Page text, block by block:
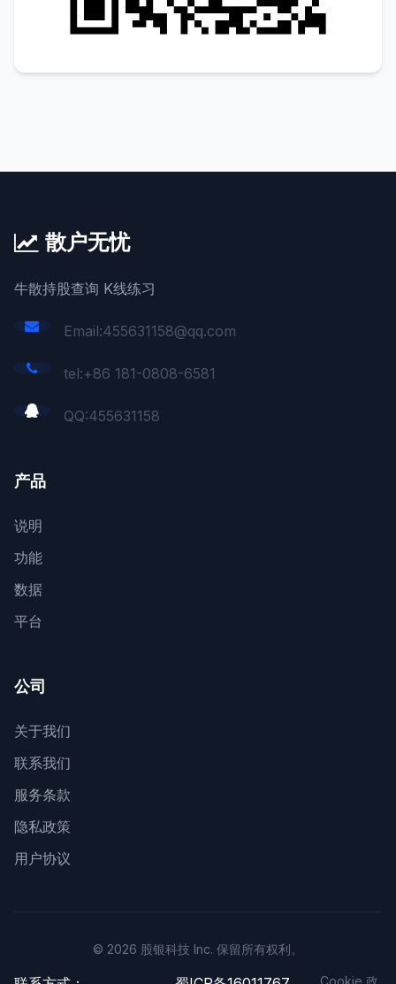
散户无忧
牛散持股查询 K线练习
Email:455631158@qq.com
tel:+86 181-0808-6581
QQ:455631158
产品
说明
功能
数据
平台
公司
关于我们
联系我们
服务条款
隐私政策
用户协议
© 2026 股银科技 Inc. 保留所有权利。
Cookie 政